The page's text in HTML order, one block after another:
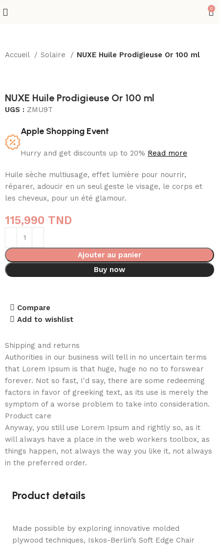
0
Accueil Solaire NUXE Huile Prodigieuse Or 100 ml
NUXE Huile Prodigieuse Or 100 ml
UGS : ZMU9T
Apple Shopping Event
Hurry and get discounts up to 20% Read more
Huile sèche multiusage, effet lumière pour nourrir,
réparer, adoucir en un seul geste le visage, le corps et
les cheveux, pour un été glamour.
115,990 TND
Ajouter au panier
Buy now
Compare
Add to wishlist
Shipping and returns
Authorities in our business will tell in no uncertain terms
that Lorem Ipsum is that huge, huge no no to forswear
forever. Not so fast, I'd say, there are some redeeming
factors in favor of greeking text, as its use is merely the
symptom of a worse problem to take into consideration.
Product care
Anyway, you still use Lorem Ipsum and rightly so, as it
will always have a place in the web workers toolbox, as
things happen, not always the way you like it, not always
in the preferred order.
Product details
Made possible by exploring innovative molded
plywood techniques, Iskos-Berlin’s Soft Edge Chair